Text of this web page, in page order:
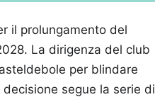
il prolungamento del
La dirigenza del club
per blindare
segue la serie di